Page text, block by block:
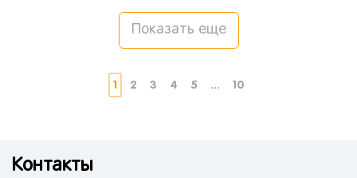
Показать еще
1 2 3 4 5 ... 10
Контакты